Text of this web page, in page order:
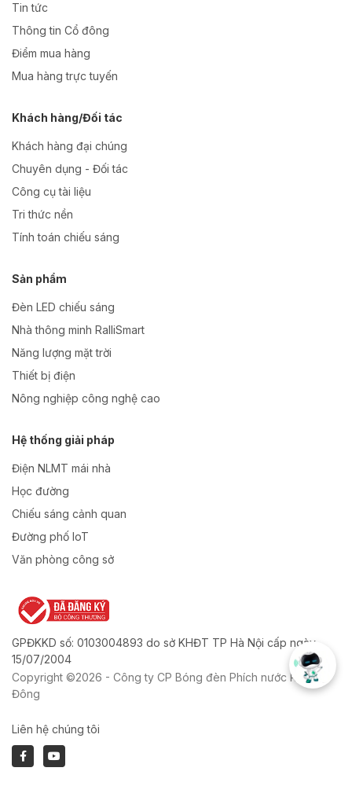
Tin tức
Thông tin Cổ đông
Điểm mua hàng
Mua hàng trực tuyến
Khách hàng/Đối tác
Khách hàng đại chúng
Chuyên dụng - Đối tác
Công cụ tài liệu
Tri thức nền
Tính toán chiếu sáng
Sản phẩm
Đèn LED chiếu sáng
Nhà thông minh RalliSmart
Năng lượng mặt trời
Thiết bị điện
Nông nghiệp công nghệ cao
Hệ thống giải pháp
Điện NLMT mái nhà
Học đường
Chiếu sáng cảnh quan
Đường phố IoT
Văn phòng công sở
GPĐKKD số: 0103004893 do sở KHĐT TP Hà Nội cấp ngày
15/07/2004
Copyright ©2026 - Công ty CP Bóng đèn Phích nước Rạng
Đông
Liên hệ chúng tôi